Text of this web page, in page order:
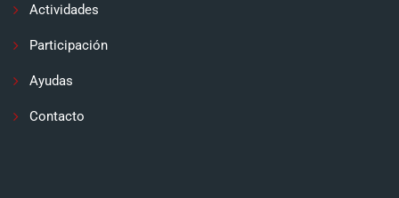
Actividades
Participación
Ayudas
Contacto